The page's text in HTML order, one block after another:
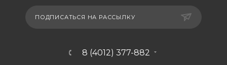
ПОДПИСАТЬСЯ НА РАССЫЛКУ
8 (4012) 377-882